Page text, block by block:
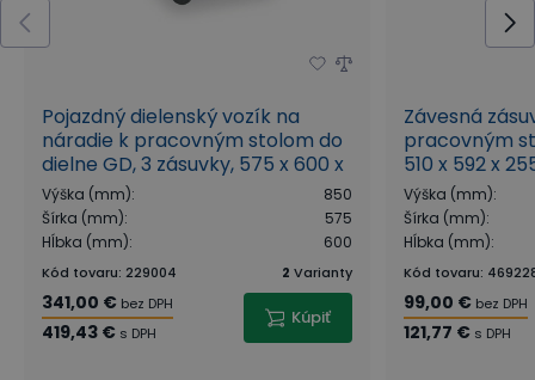
Pojazdný dielenský vozík na
náradie k pracovným stolom do
dielne GD, 3 zásuvky, 575 x 600 x
850 mm, modrá
Výška (mm):
850
Šírka (mm):
575
Hĺbka (mm): 600
Kód tovaru: 229004 2 Varianty
341,00 € bez DPH
419,43 € s DPH
Kúpiť
Závesná
pracovným
510 x 592 x
Výška (mm):
Šírka (mm):
Hĺbka (mm):
Kód tovaru:
99,00 € bez DPH
121,77 € s DPH